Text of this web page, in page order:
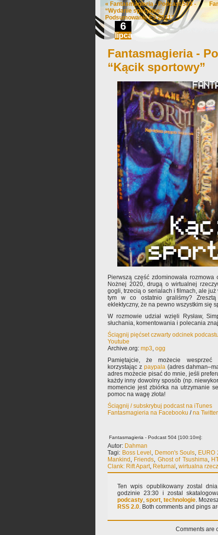
« Fantasmagieria - Podcast 503 -
“Wydanie specjalne:
Podsumowanie E3 2021″
6
lipca
Fantasmagieria -
“Kącik sportowy”
Pierwszą część zdominowała rozmowa
Nożnej 2020, drugą o wirtualnej
gogli, trzecią o serialach i filmach, ale
tym w co ostatnio graliśmy?
eklektyczny, że na pewno wszystkim się
W rozmowie udział wzięli Rysław,
słuchania, komentowania i polecania
Ściągnij pięćset czwarty odcinek
Youtube
Archive.org: mp3, ogg
Pamiętajcie, że możecie wesprzeć
korzystając z paypala(adres
adres możecie pisać do mnie, jeśli
każdy inny dowolny sposób (np.
momencie jest zbiórka na utrzymanie
pomoc na wagę złota!
Ściągnij / subskrybuj podcast na iTunes
Fantasmagieria na Facebooku /na
Fantasmagieria - Podcast 504 [100:10m]:
Autor: Dahman
Tagi: Boss Level , Demon's Souls, EURO
Mankind , Friends, Ghost of Tsushima,
Clank: Rift Apart, Returnal , wirtualna
Ten wpis opublikowany zostal
godzinie 23:30 i zostal
podcasty, sport, technologie.
RSS 2.0. Both comments and pings
Comments are